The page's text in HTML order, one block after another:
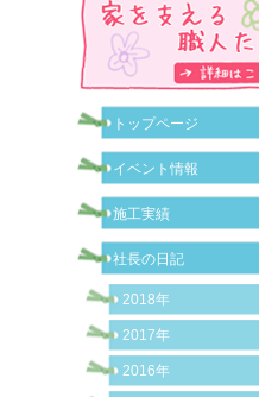
トップページ
イベント情報
施工実績
社長の日記
2018年
2017年
2016年